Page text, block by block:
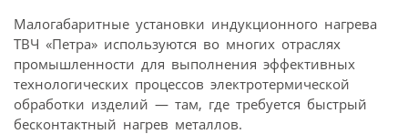
Малогабаритные установки индукционного нагрева
ТВЧ «Петра» используются во многих отраслях
промышленности для выполнения эффективных
технологических процессов электротермической
обработки изделий — там, где требуется быстрый
бесконтактный нагрев металлов.